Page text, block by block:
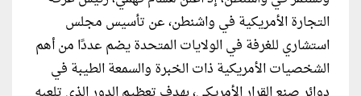
التجارة الأمريكية في واشنطن، عن تأسيس مجلس
استشاري للغرفة في الولايات المتحدة يضم عددًا من أهم
الشخصيات الأمريكية ذات الخبرة والسمعة الطيبة في